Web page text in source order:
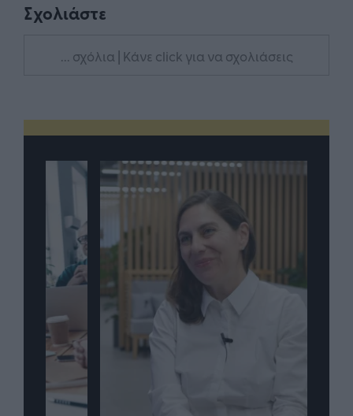
Σχολιάστε
... σχόλια | Κάνε click για να σχολιάσεις